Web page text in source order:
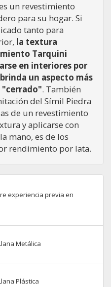
un revestimiento
para su hogar. Si
tanto para
la textura
Tarquini
en interiores por
un aspecto más
"cerrado". También
del Símil Piedra
de un revestimiento
y aplicarse con
mano, es de los
rendimiento por lata.
experiencia previa en
Metálica
Plástica